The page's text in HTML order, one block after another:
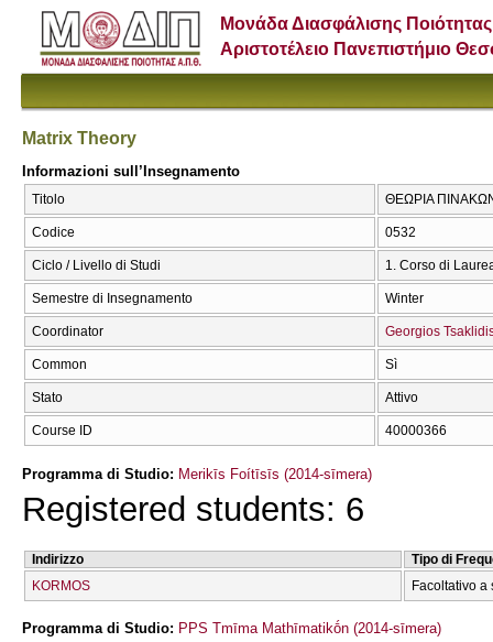
Μονάδα Διασφάλισης Ποιότητας
Αριστοτέλειο Πανεπιστήμιο
Matrix Theory
Informazioni sull’Insegnamento
Titolo ΘΕΩΡΙΑ
Codice 0532
Ciclo / Livello di Studi 1. Corso di
Semestre di Insegnamento Winter
Coordinator Georgios
Common Sì
Stato Attivo
Course ID 40000366
Programma di Studio: Merikīs Foítīsīs (2014-sīmera)
Registered students: 6
Indirizzo
Tipo di
KORMOS
Facoltativo a
Programma di Studio: PPS Tmīma Mathīmatikṓn (2014-sīmera)